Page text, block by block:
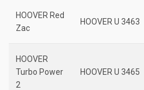
HOOVER Red
Zac
HOOVER U 3463
HOOVER
Turbo Power
2
HOOVER U 3465